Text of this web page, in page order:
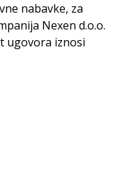
nabavke, za
Nexen d.o.o.
ugovora iznosi